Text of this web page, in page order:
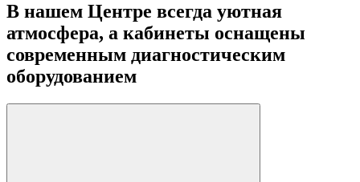
В нашем Центре всегда уютная
атмосфера, а кабинеты оснащены
современным диагностическим
оборудованием